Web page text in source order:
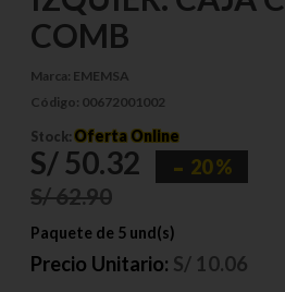
COMB
Marca: EMEMSA
Código: 00672001002
Stock: Oferta Online
S/50.32 20 %
S/62.90
Paquete de 5 und(s)
Precio Unitario: S/ 10.06